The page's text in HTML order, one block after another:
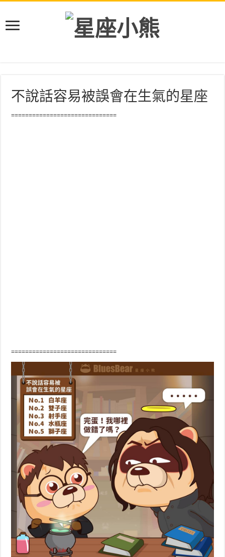
不說話容易被誤會在生氣的星座
==============================
==============================